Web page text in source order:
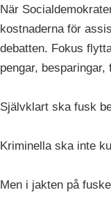
När
kostnaderna för
debatten. Fokus
pengar,
Självklart ska fusk
Kriminella ska inte
Men i jakten på